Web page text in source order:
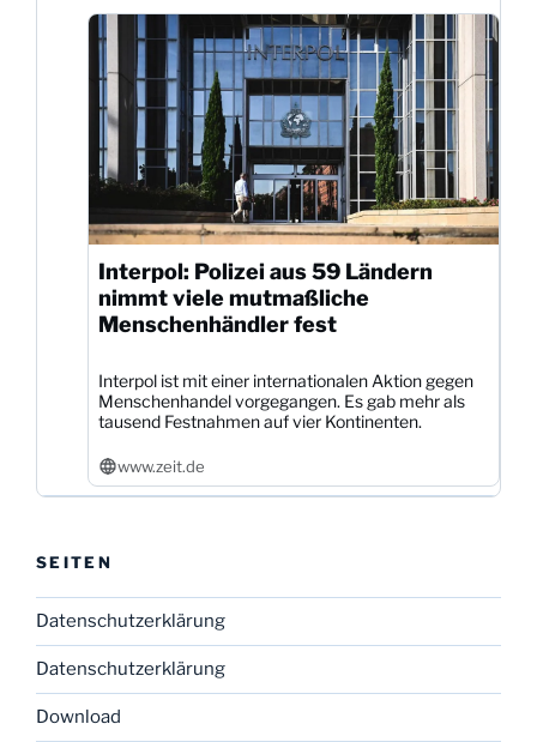
Interpol: Polizei aus 59 Ländern
nimmt viele mutmaßliche
Menschenhändler fest
Interpol ist mit einer internationalen Aktion gegen
Menschenhandel vorgegangen. Es gab mehr als
tausend Festnahmen auf vier Kontinenten.
www.zeit.de
SEITEN
Datenschutzerklärung
Datenschutzerklärung
Download